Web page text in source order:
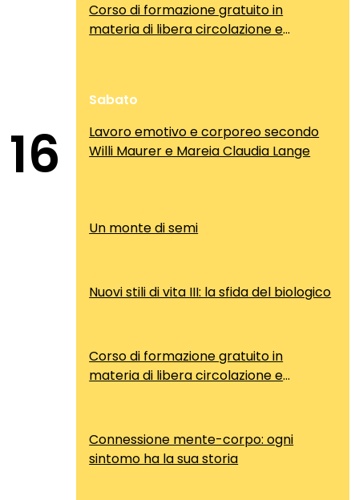
Corso di formazione gratuito in
materia di libera circolazione e
16
Sabato
Lavoro emotivo e corporeo secondo
Willi Maurer e Mareia Claudia Lange
Un monte di semi
Nuovi stili di vita III: la sfida del biologico
Corso di formazione gratuito in
materia di libera circolazione e
Connessione mente-corpo: ogni
sintomo ha la sua storia